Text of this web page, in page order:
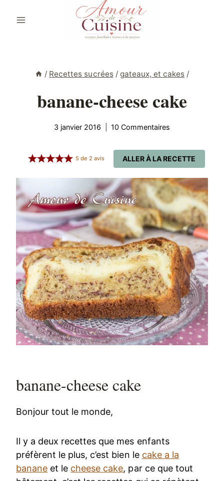
/ Recettes sucrées / gateaux, et cakes /
banane-cheese cake
3 janvier 2016 10 Commentaires
ALLER À LA RECETTE
5 de2 avis
banane-cheese cake
Bonjour tout le monde,
Il y a deux recettes que mes enfants
préfèrent le plus, c’est bien le cake a la
banane et le cheese cake, par ce que tout